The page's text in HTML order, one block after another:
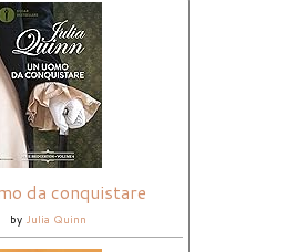
da conquistare
by Julia Quinn